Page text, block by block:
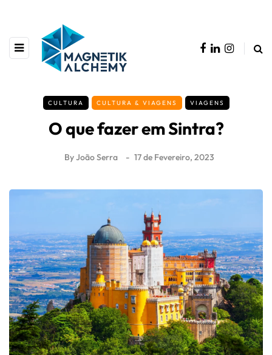
CULTURA CULTURA & VIAGENS VIAGENS
O que fazer em Sintra?
ByJoão Serra 17 de Fevereiro, 2023